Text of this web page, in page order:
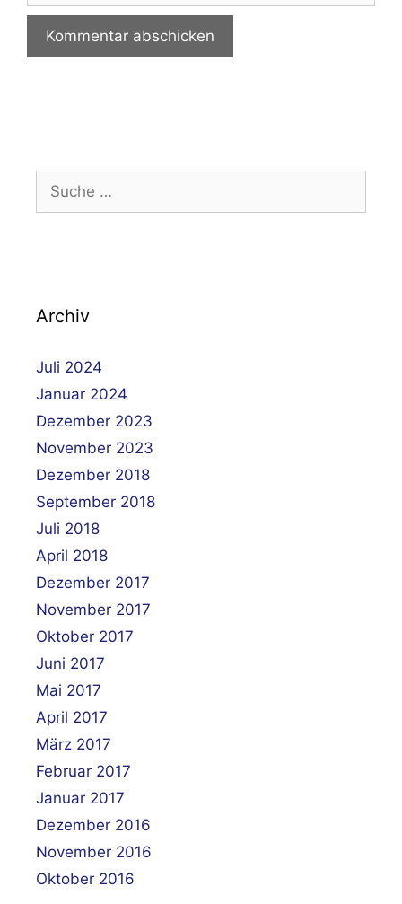
nach:
Archiv
Juli 2024
Januar 2024
Dezember 2023
November 2023
Dezember 2018
September 2018
Juli 2018
April 2018
Dezember 2017
November 2017
Oktober 2017
Juni 2017
Mai 2017
April 2017
März 2017
Februar 2017
Januar 2017
Dezember 2016
November 2016
Oktober 2016